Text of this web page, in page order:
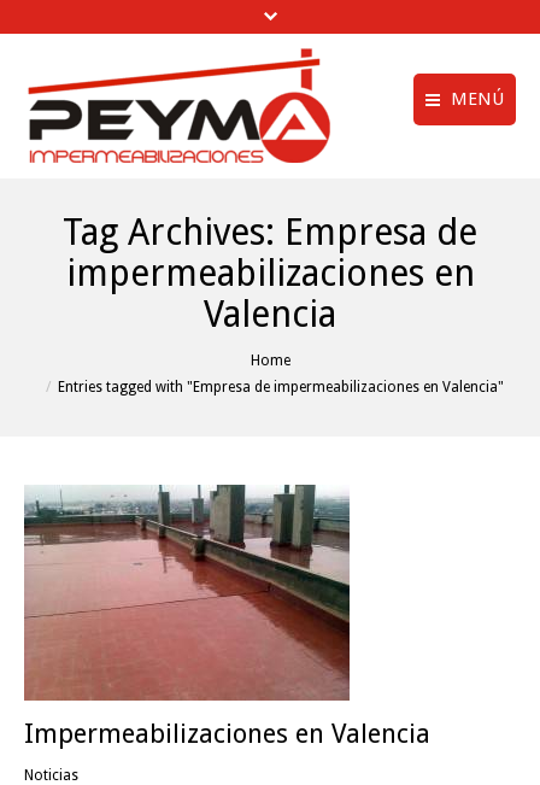
MENÚ
Obras Realizadas
Trabajos de
Impermeabilización
Clientes
Contactar
Política de
Política de cookies
Tag Archives: Empresa de
impermeabilizaciones en
Valencia
Home
Entries tagged with "Empresa de impermeabilizaciones en Valencia"
Impermeabilizaciones en Valencia
Noticias